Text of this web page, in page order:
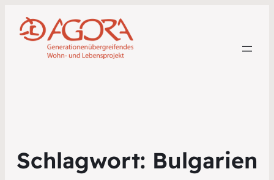
Schlagwort: Bulgarien